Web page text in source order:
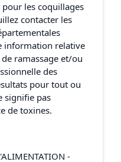
les coquillages
contacter les
information relative
ramassage et/ou
des
pour tout ou
signifie pas
de toxines.
-